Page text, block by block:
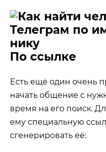
По ссылке
Есть ещё один очень
начать общение с
время на его поиск.
ему специальную
сгенерировать её: